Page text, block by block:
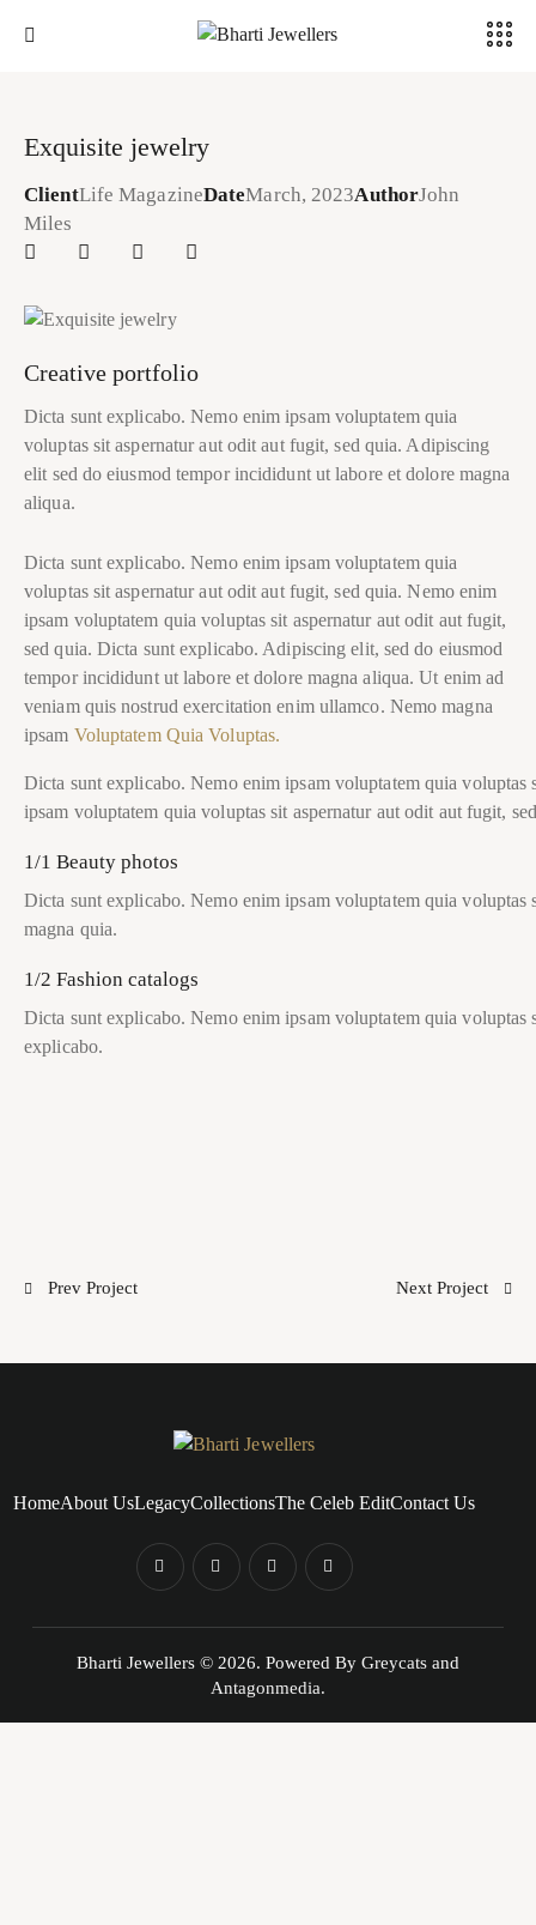
Exquisite jewelry
ClientLife MagazineDateMarch, 2023AuthorJohn
Miles
Creative portfolio
Dicta sunt explicabo. Nemo enim ipsam voluptatem quia
voluptas sit aspernatur aut odit aut fugit, sed quia. Adipiscing
elit sed do eiusmod tempor incididunt ut labore et dolore magna
aliqua.
Dicta sunt explicabo. Nemo enim ipsam voluptatem quia
voluptas sit aspernatur aut odit aut fugit, sed quia. Nemo enim
ipsam voluptatem quia voluptas sit aspernatur aut odit aut fugit,
sed quia. Dicta sunt explicabo. Adipiscing elit, sed do eiusmod
tempor incididunt ut labore et dolore magna aliqua. Ut enim ad
veniam quis nostrud exercitation enim ullamco. Nemo magna
ipsam Voluptatem Quia Voluptas.
Dicta sunt explicabo. Nemo enim ipsam voluptatem quia
ipsam voluptatem quia voluptas sit aspernatur aut odit aut fugit,
1/1 Beauty photos
Dicta sunt explicabo. Nemo enim ipsam voluptatem quia voluptas
magna quia.
1/2 Fashion catalogs
Dicta sunt explicabo. Nemo enim ipsam voluptatem quia
explicabo.
Prev Project Next Project
HomeAbout UsLegacyCollectionsThe Celeb EditContact Us
Bharti Jewellers © 2026. Powered By Greycats and
Antagonmedia.